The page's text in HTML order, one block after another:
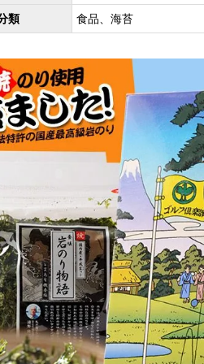
類 食品、海苔